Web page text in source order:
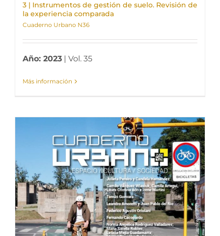
3 | Instrumentos de gestión de suelo. Revisión de
la experiencia comparada
Cuaderno Urbano N36
Año: 2023 | Vol. 35
Más información